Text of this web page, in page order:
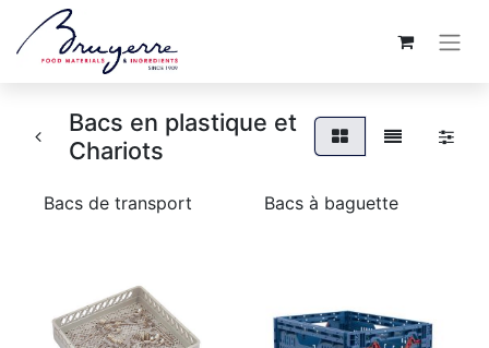
Bacs en plastique et
Chariots
Bacs de transport Bacs à baguette